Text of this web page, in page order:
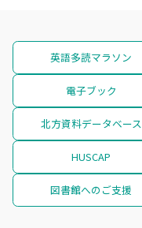
英語多読マラソン
電子ブック
北方資料データベース
HUSCAP
図書館へのご支援